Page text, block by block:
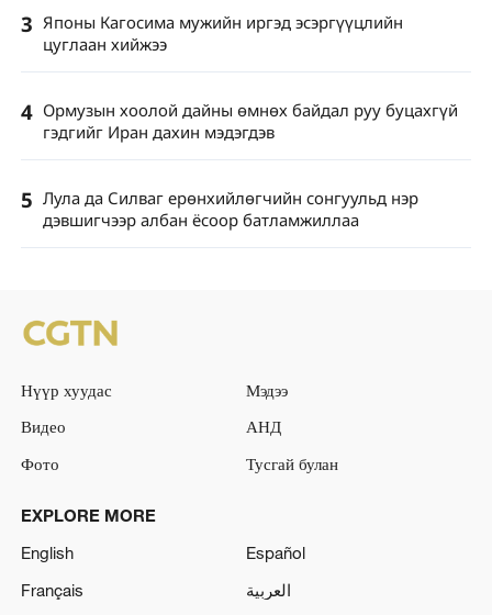
3 Японы Кагосима мужийн иргэд эсэргүүцлийн
цуглаан хийжээ
4 Ормузын хоолой дайны өмнөх байдал руу буцахгүй
гэдгийг Иран дахин мэдэгдэв
5 Лула да Силваг ерөнхийлөгчийн сонгуульд нэр
дэвшигчээр албан ёсоор батламжиллаа
Нүүр хуудас
Мэдээ
Видео
АНД
Фото
Тусгай булан
EXPLORE MORE
English
Español
Français
العربية